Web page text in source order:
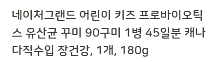
네이처그랜드 어린이 키즈 프로바이오틱
스 유산균 꾸미 90구미 1병 45일분 캐나
다직수입 장건강, 1개, 180g